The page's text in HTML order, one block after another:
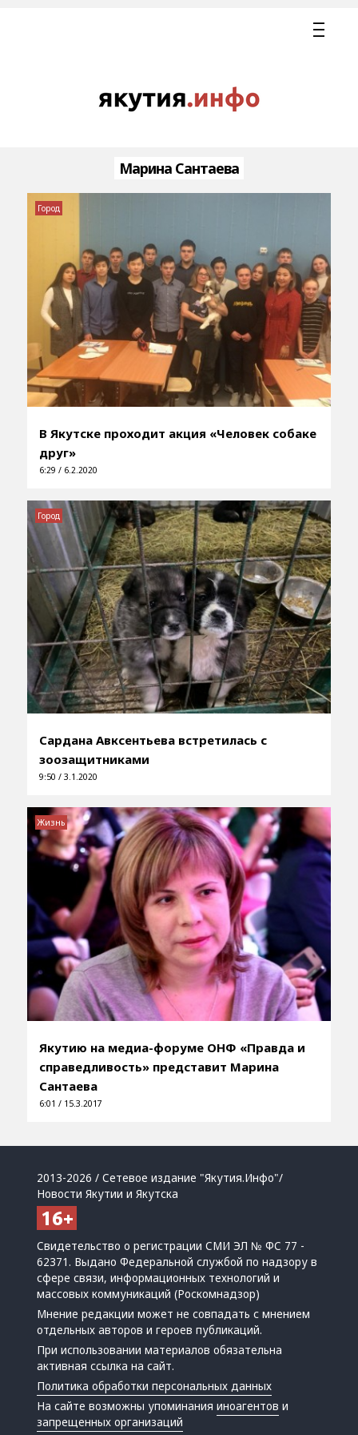
Марина Сантаева
В Якутске проходит акция «Человек собаке
друг»
6:29 / 6.2.2020
Город
Сардана Авксентьева встретилась с
зоозащитниками
9:50 / 3.1.2020
Город
Якутию на медиа-форуме ОНФ «Правда и
справедливость» представит Марина
Сантаева
6:01 / 15.3.2017
Жизнь
2013-2026 / Сетевое издание "Якутия.Инфо"/
Новости Якутии и Якутска
Свидетельство о регистрации СМИ ЭЛ № ФС 77 -
62371. Выдано Федеральной службой по надзору в
сфере связи, информационных технологий и
массовых коммуникаций (Роскомнадзор)
Мнение редакции может не совпадать с мнением
отдельных авторов и героев публикаций.
При использовании материалов обязательна
активная ссылка на сайт.
Политика обработки персональных данных
На сайте возможны упоминанияиноагентов и
запрещенных организаций